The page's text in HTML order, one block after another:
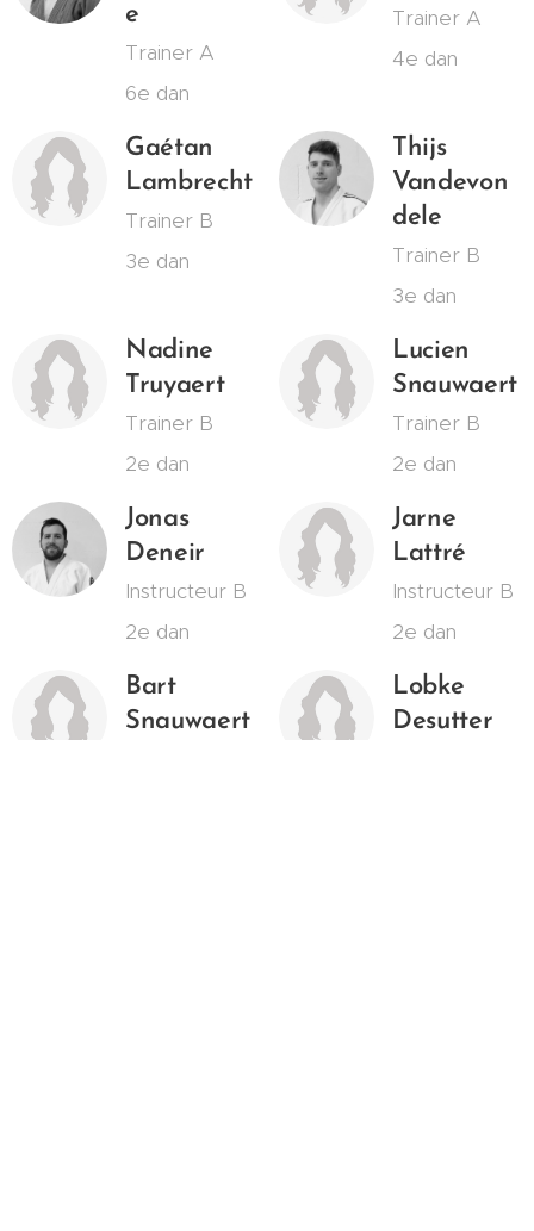
e
Trainer A
6e dan
Trainer A
4e dan
Gaétan
Lambrecht
Trainer B
3e dan
Thijs
Vandevon
dele
Trainer B
3e dan
Nadine
Truyaert
Trainer B
2e dan
Lucien
Snauwaert
Trainer B
2e dan
Jonas
Deneir
Instructeur B
2e dan
Jarne
Lattré
Instructeur B
2e dan
Bart
Snauwaert
Lobke
Desutter